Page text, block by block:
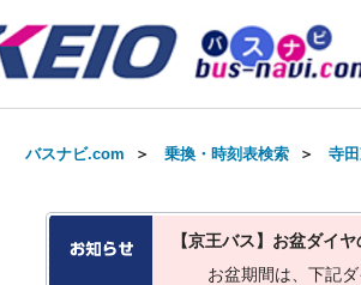
バスナビ.com ＞ 乗換・時刻表検索 ＞ 寺
【京王バス】お盆ダイ
お盆期間は 下記ダ